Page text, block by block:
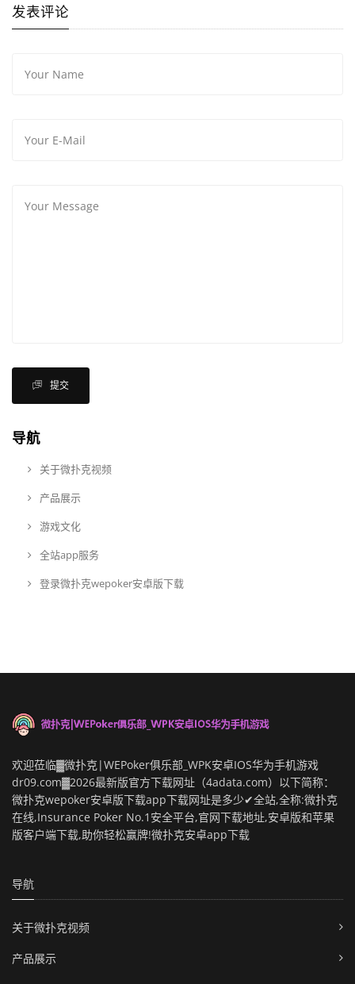
发表评论
提交
导航
关于微扑克视频
产品展示
游戏文化
全站app服务
登录微扑克wepoker安卓版下载
欢迎莅临▓微扑克|WEPoker俱乐部_WPK安卓IOS华为手机游戏
dr09.com▓2026最新版官方下载网址（4adata.com）以下简称：
微扑克wepoker安卓版下载app下载网址是多少✔全站,全称:微扑克
在线,Insurance Poker No.1安全平台,官网下载地址,安卓版和苹果
版客户端下载,助你轻松赢牌!微扑克安卓app下载
导航
关于微扑克视频
产品展示